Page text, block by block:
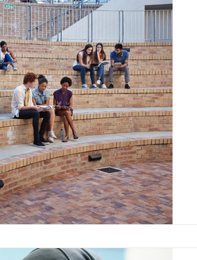
Future of Work